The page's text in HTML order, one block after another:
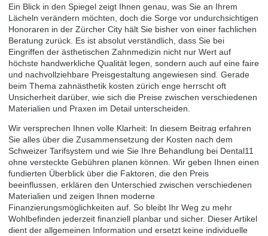
Ein Blick in den Spiegel zeigt Ihnen genau, was Sie an Ihrem
Lächeln verändern möchten, doch die Sorge vor undurchsichtigen
Honoraren in der Zürcher City hält Sie bisher von einer fachlichen
Beratung zurück. Es ist absolut verständlich, dass Sie bei
Eingriffen der ästhetischen Zahnmedizin nicht nur Wert auf
höchste handwerkliche Qualität legen, sondern auch auf eine faire
und nachvollziehbare Preisgestaltung angewiesen sind. Gerade
beim Thema zahnästhetik kosten zürich enge herrscht oft
Unsicherheit darüber, wie sich die Preise zwischen verschiedenen
Materialien und Praxen im Detail unterscheiden.
Wir versprechen Ihnen volle Klarheit: In diesem Beitrag erfahren
Sie alles über die Zusammensetzung der Kosten nach dem
Schweizer Tarifsystem und wie Sie Ihre Behandlung bei Dental11
ohne versteckte Gebühren planen können. Wir geben Ihnen einen
fundierten Überblick über die Faktoren, die den Preis
beeinflussen, erklären den Unterschied zwischen verschiedenen
Materialien und zeigen Ihnen moderne
Finanzierungsmöglichkeiten auf. So bleibt Ihr Weg zu mehr
Wohlbefinden jederzeit finanziell planbar und sicher. Dieser Artikel
dient der allgemeinen Information und ersetzt keine individuelle